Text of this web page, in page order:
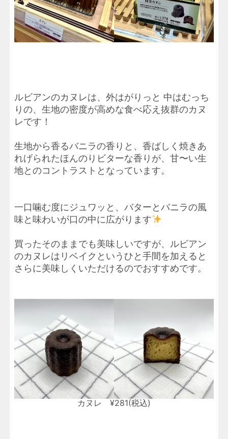
ルビアンのカヌレは、外はがりっと 中はむっち
りの、生地の密度が高めな食べ応え抜群のカヌ
レです！
生地から香るバニラの香りと、香ばしく焼きあ
れげられたほんのりビターな香りが、甘〜い生
地とのコントラストとなっています。
一口噛む度にジュワッと、バターとバニラの風
味と味わいが口の中に広がります
買ったそのままでも美味しいですが、ルビアン
のカヌレはリベイクというひと手間を加えると
さらに美味しくいただけるのでおすすめです。
カヌレ ¥281(税込)